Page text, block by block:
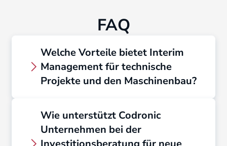
FAQ
Welche Vorteile bietet Interim
Management für technische
Projekte und den Maschinenbau?
überbrückt personelle Engpässe und
bringt sofortige Führungskompetenz
Wie unterstützt Codronic
Unternehmen bei der